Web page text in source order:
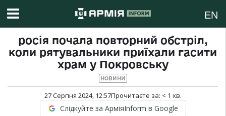
EN
росія почала повторний обстріл,
коли рятувальники приїхали гасити
храм у Покровську
НОВИНИ
27 Серпня 2024, 12:57Прочитаєте за: < 1 хв.
Слідкуйте за АрміяInform в Google